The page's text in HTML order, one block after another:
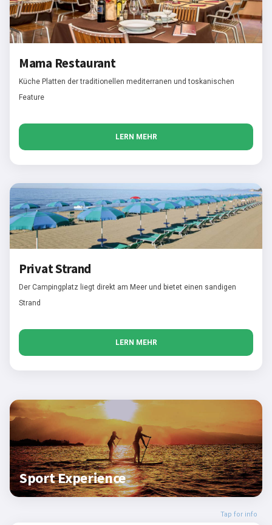
Mama Restaurant
Küche Platten der traditionellen mediterranen und toskanischen
Feature
LERN MEHR
Privat Strand
Der Campingplatz liegt direkt am Meer und bietet einen sandigen
Strand
LERN MEHR
Sport Experience
Tap for info